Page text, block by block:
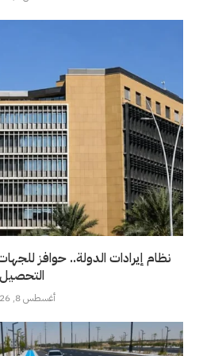
نظام إيرادات الدولة.. حوافز
التحصيل
أغسطس 8, 2026